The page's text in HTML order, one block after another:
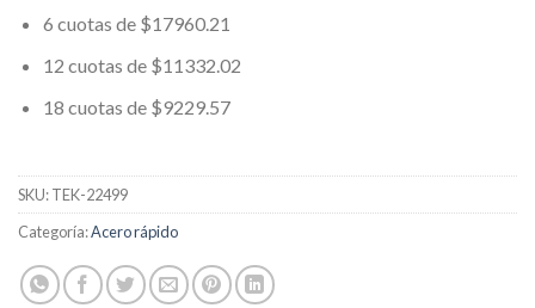
6 cuotas de $17960.21
12 cuotas de $11332.02
18 cuotas de $9229.57
SKU:TEK-22499
Categoría:Acero rápido